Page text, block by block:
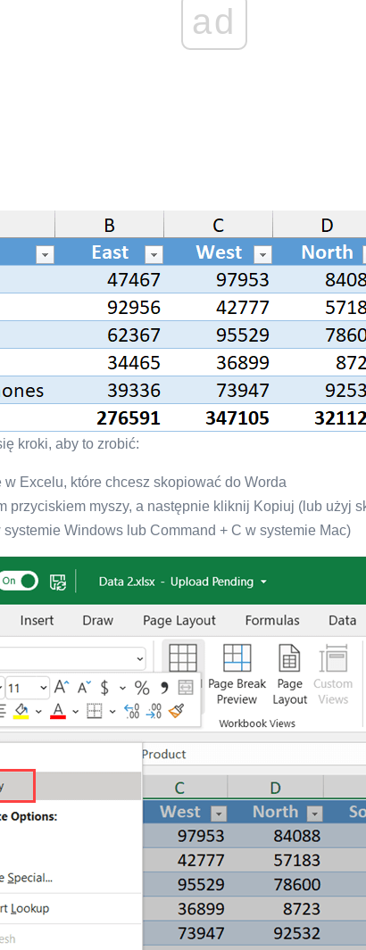
ad
kroki, aby to zrobić:
w Excelu, które chcesz skopiować do Worda
przyciskiem myszy, a następnie kliknij Kopiuj (lub użyj
systemie Windows lub Command + C w systemie Mac)